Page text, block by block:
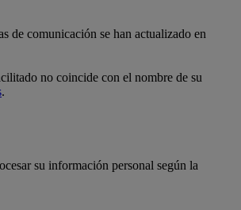
de comunicación se han actualizado en
no coincide con el nombre de su
.
su información personal según la